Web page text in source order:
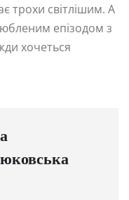
трохи світлішим. А
епізодом з
хочеться